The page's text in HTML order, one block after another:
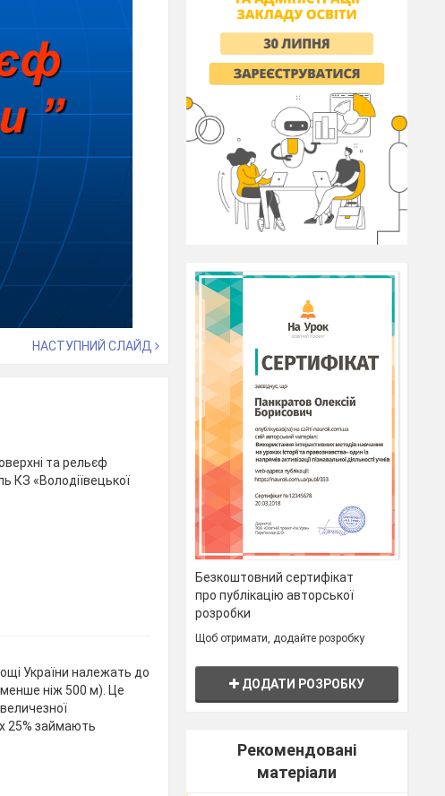
НАСТУПНИЙ СЛАЙД
та рельєф
КЗ «Володіївецької
України належать до
ніж 500 м). Це
25% займають
Безкоштовний сертифікат
про публікацію авторської
розробки
Щоб отримати, додайте розробку
ДОДАТИ РОЗРОБКУ
Рекомендовані
матеріали